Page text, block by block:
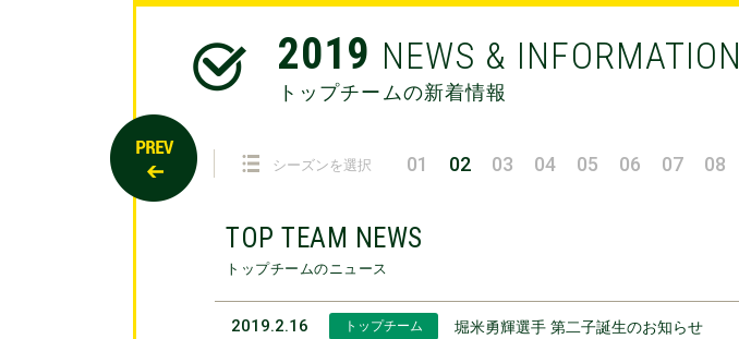
2019 NEWS & INFORMATION
トップチームの新着情報
シーズンを選択 01 02 03 04 05 06 07 08
TOP TEAM NEWS
トップチームのニュース
2019.2.16 トップチーム 堀米勇輝選手 第二子誕生のお知らせ